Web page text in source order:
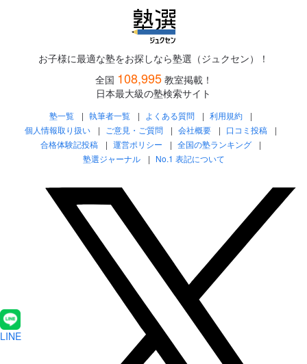
お子様に最適な塾をお探しなら塾選（ジュクセン）！
全国 108,995 教室掲載！
日本最大級の塾検索サイト
塾一覧 執筆者一覧 よくある質問
利用規約
個人情報取り扱い
ご意見・ご質問 会社概要
口コミ投稿
合格体験記投稿
運営ポリシー
全国の塾ランキング
塾選ジャーナル
No.1 表記について
LINE